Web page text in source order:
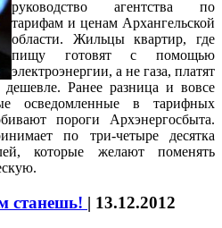
руководство агентства по
тарифам и ценам Архангельской
области. Жильцы квартир, где
пищу готовят с помощью
электроэнергии, а не газа, платят
Ранее разница и вовсе
осведомленные в тарифных
пороги Архэнергосбыта.
по три-четыре десятка
которые желают поменять
станешь! | 13.12.2012